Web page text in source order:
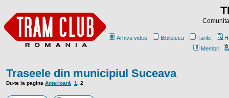
Arhiva video Biblioteca Tarife
Membri
Traseele din municipiul Suceava
Du-te la pagina Anterioară 1 2